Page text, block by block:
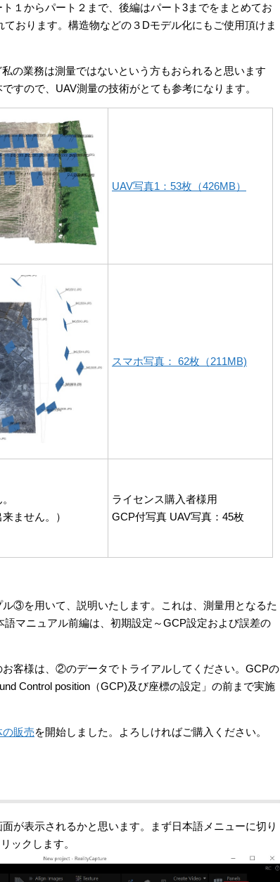
１からパート２まで、後編はパート3までをまとめてお
おります。構造物などの３Dモデル化にもご使用頂けま
の業務は測量ではないという方もおられると思います
すので、UAV測量の技術がとても参考になります。
UAV写真1：53枚（426MB）
スマホ写真： 62枚（211MB)
ません。）
ライセンス購入者様用
GCP付写真 UAV写真：45枚
③を用いて、説明いたします。これは、測量用となるた
マニュアル前編は、初期設定～GCP設定および誤差の
客様は、②のデータでトライアルしてください。GCPの
Control position（GCP)及び座標の設定」の前まで実施
販売を開始しました。よろしければご購入ください。
が表示されるかと思います。まず日本語メニューに切り
ックします。